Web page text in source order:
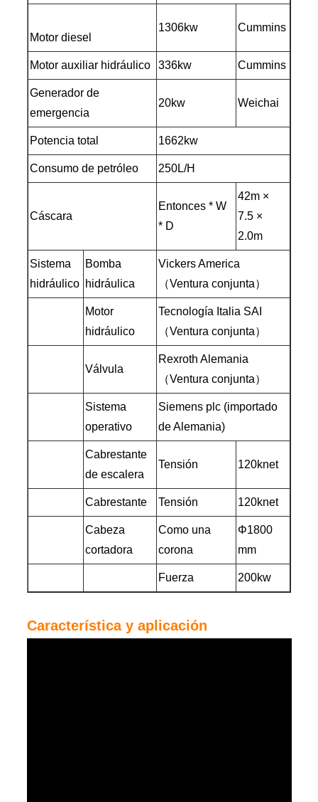
Motor diesel
1306kw Cummins
Motor auxiliar hidráulico 336kw Cummins
Generador de
emergencia
20kw Weichai
Potencia total 1662kw
Consumo de petróleo 250L/H
Cáscara
Entonces * W
* D
42m ×
7.5 ×
2.0m
Sistema
hidráulico
Bomba
hidráulica
Vickers America
（Ventura conjunta）
Motor
hidráulico
Tecnología Italia SAI
（Ventura conjunta）
Válvula
Rexroth Alemania
（Ventura conjunta）
Sistema
operativo
Siemens plc (importado
de Alemania)
Cabrestante
de escalera
Tensión 120knet
Cabrestante Tensión 120knet
Cabeza
cortadora
Como una
corona
Φ1800
mm
Fuerza 200kw
Característica y aplicación